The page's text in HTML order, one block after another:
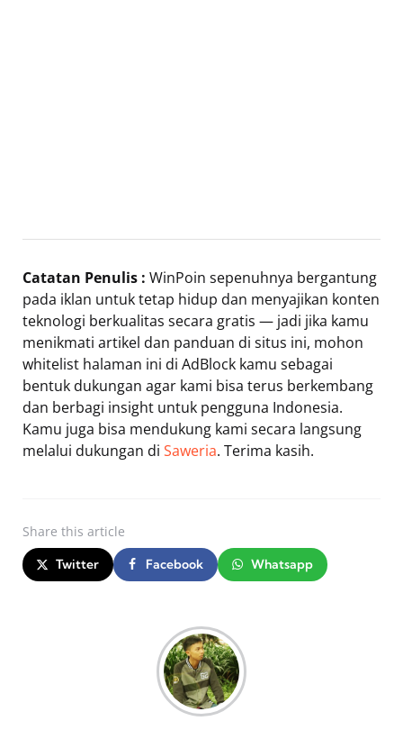
Catatan Penulis : WinPoin sepenuhnya bergantung
pada iklan untuk tetap hidup dan menyajikan konten
teknologi berkualitas secara gratis — jadi jika kamu
menikmati artikel dan panduan di situs ini, mohon
whitelist halaman ini di AdBlock kamu sebagai
bentuk dukungan agar kami bisa terus berkembang
dan berbagi insight untuk pengguna Indonesia.
Kamu juga bisa mendukung kami secara langsung
melalui dukungan di Saweria. Terima kasih.
Share this article
Twitter Facebook Whatsapp